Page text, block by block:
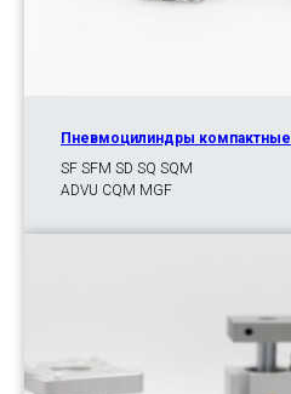
Пневмоцилиндры компактные
SF SFM SD SQ SQM
ADVU CQM MGF